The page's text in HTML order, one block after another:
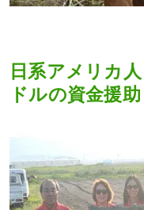
日系アメリカ
ドルの資金援助